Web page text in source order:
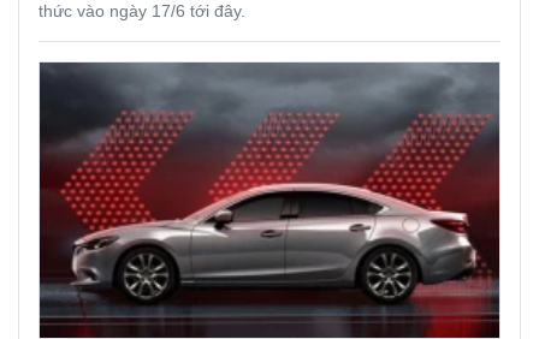
thức vào ngày 17/6 tới đây.